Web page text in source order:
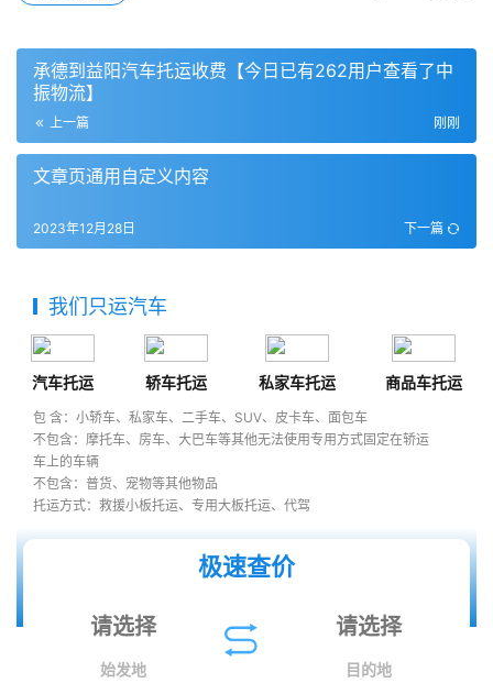
承德到益阳汽车托运收费【今日已有262用户查看了中
振物流】
上一篇 刚刚
文章页通用自定义内容
下一篇
2023年12月28日
我们只运汽车
汽车托运 轿车托运 私家车托运 商品车托运
包 含：小轿车、私家车、二手车、SUV、皮卡车、面包车
不包含：摩托车、房车、大巴车等其他无法使用专用方式固定在轿运
车上的车辆
不包含：普货、宠物等其他物品
托运方式：救援小板托运、专用大板托运、代驾
极速查价
始发地 目的地